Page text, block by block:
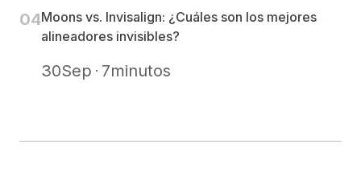
04Moons vs. Invisalign: ¿Cuáles son los mejores
alineadores invisibles?
30Sep 7minutos